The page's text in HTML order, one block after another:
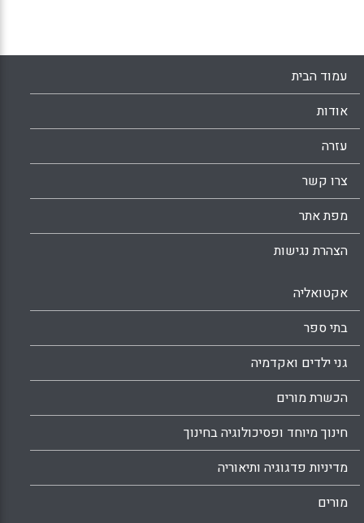
הוראה, הערכה, רפלקציה, ושפה אקדמית, PACT (
Okhremtchouk, I., Newell, P., & Rosa, R).עמוד הבית
אודות
עזרה
צרו קשר
מפת אתר
הצהרת נגישות
אקטואליה
בתי ספר
גני ילדים ואקדמיה
הכשרת מורים
חינוך מיוחד ופסיכולוגיה בחינוך
מדיניות פדגוגיה ותיאוריה
מורים